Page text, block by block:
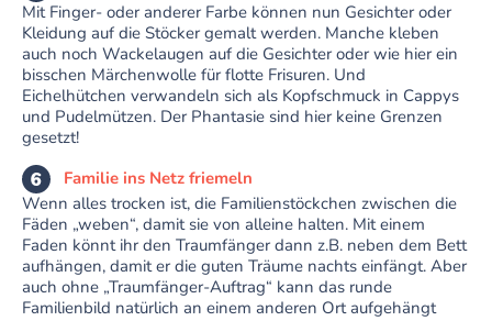
Mit Finger- oder anderer Farbe können nun Gesichter oder
Kleidung auf die Stöcker gemalt werden. Manche kleben
auch noch Wackelaugen auf die Gesichter oder wie hier ein
bisschen Märchenwolle für flotte Frisuren. Und
Eichelhütchen verwandeln sich als Kopfschmuck in Cappys
und Pudelmützen. Der Phantasie sind hier keine Grenzen
gesetzt!
Familie ins Netz friemeln
Wenn alles trocken ist, die Familienstöckchen zwischen die
Fäden „weben“, damit sie von alleine halten. Mit einem
Faden könnt ihr den Traumfänger dann z.B. neben dem Bett
aufhängen, damit er die guten Träume nachts einfängt. Aber
auch ohne „Traumfänger-Auftrag“ kann das runde
Familienbild natürlich an einem anderen Ort aufgehängt